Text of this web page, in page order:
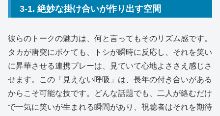
3-1. 絶妙な掛け合いが作り出す空間
彼らのトークの魅力は、何と言ってもそのリズム感です。
タカが唐突にボケても、トシが瞬時に反応し、それを笑い
に昇華させる連携プレーは、見ていて心地よささえ感じさ
せます。この「見えない呼吸」は、長年の付き合いがある
からこそ可能な技です。どんな話題でも、二人が絡むだけ
で一気に笑いが生まれる瞬間があり、視聴者はそれを期待